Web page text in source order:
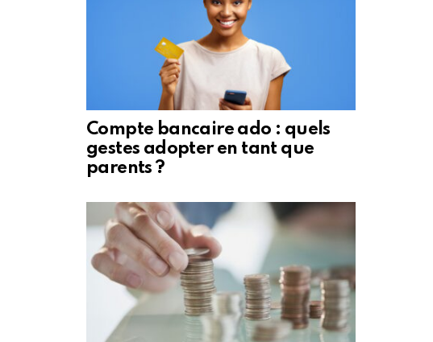
Compte bancaire ado : quels
gestes adopter en tant que
parents ?